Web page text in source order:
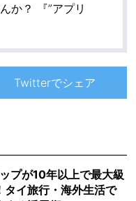
か？ 『”アプリ
Twitterでシェア
プが10年以上で最大級
タイ旅行・海外生活で